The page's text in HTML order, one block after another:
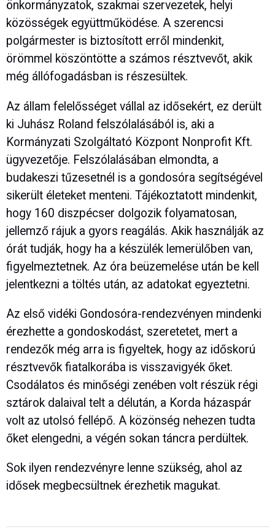
önkormányzatok, szakmai szervezetek, helyi
közösségek együttműködése. A szerencsi
polgármester is biztosított erről mindenkit,
örömmel köszöntötte a számos résztvevőt, akik
még állófogadásban is részesültek.
Az állam felelősséget vállal az idősekért, ez derült
ki Juhász Roland felszólalásából is, aki a
Kormányzati Szolgáltató Központ Nonprofit Kft.
ügyvezetője. Felszólalásában elmondta, a
budakeszi tűzesetnél is a gondosóra segítségével
sikerült életeket menteni. Tájékoztatott mindenkit,
hogy 160 diszpécser dolgozik folyamatosan,
jellemző rájuk a gyors reagálás. Akik használják az
órát tudják, hogy ha a készülék lemerülőben van,
figyelmeztetnek. Az óra beüzemelése után be kell
jelentkezni a töltés után, az adatokat egyeztetni.
Az első vidéki Gondosóra-rendezvényen mindenki
érezhette a gondoskodást, szeretetet, mert a
rendezők még arra is figyeltek, hogy az időskorú
résztvevők fiatalkorába is visszavigyék őket.
Csodálatos és minőségi zenében volt részük régi
sztárok dalaival telt a délután, a Korda házaspár
volt az utolsó fellépő. A közönség nehezen tudta
őket elengedni, a végén sokan táncra perdültek.
Sok ilyen rendezvényre lenne szükség, ahol az
idősek megbecsültnek érezhetik magukat.